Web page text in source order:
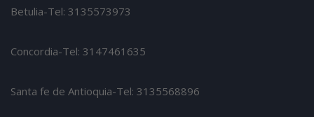
Betulia-Tel: 3135573973
Concordia-Tel: 3147461635
Santa fe de Antioquia-Tel: 3135568896